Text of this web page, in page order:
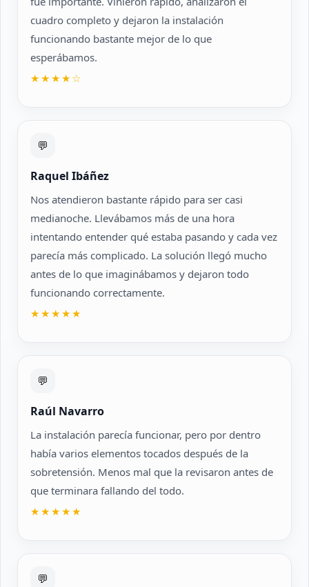
cuadro completo y dejaron la instalación
funcionando bastante mejor de lo que
esperábamos.
★★★★☆
💬
Raquel Ibáñez
Nos atendieron bastante rápido para ser casi
medianoche. Llevábamos más de una hora
intentando entender qué estaba pasando y cada vez
parecía más complicado. La solución llegó mucho
antes de lo que imaginábamos y dejaron todo
funcionando correctamente.
★★★★★
💬
Raúl Navarro
La instalación parecía funcionar, pero por dentro
había varios elementos tocados después de la
sobretensión. Menos mal que la revisaron antes de
que terminara fallando del todo.
★★★★★
💬